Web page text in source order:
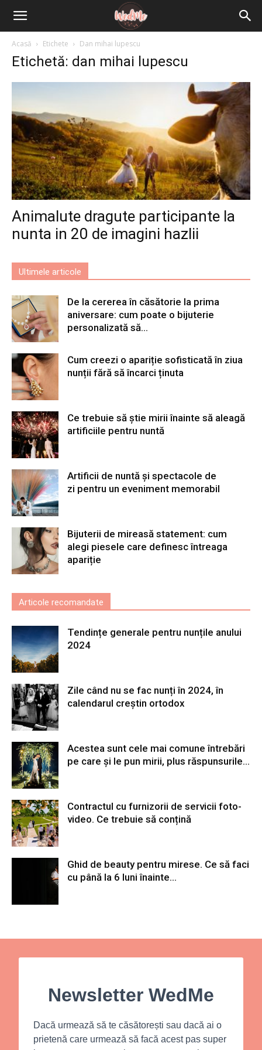
Acasă Etichete Dan mihai lupescu
Etichetă: dan mihai lupescu
Animalute dragute participante la
nunta in 20 de imagini hazlii
Ultimele articole
De la cererea în căsătorie la prima
aniversare: cum poate o bijuterie
personalizată să...
Cum creezi o apariție sofisticată în ziua
nunții fără să încarci ținuta
Ce trebuie să știe mirii înainte să aleagă
artificiile pentru nuntă
Artificii de nuntă și spectacole de
zi pentru un eveniment memorabil
Bijuterii de mireasă statement: cum
alegi piesele care definesc întreaga
apariție
Articole recomandate
Tendințe generale pentru nunțile anului
2024
Zile când nu se fac nunți în 2024, în
calendarul creștin ortodox
Acestea sunt cele mai comune întrebări
pe care și le pun mirii, plus răspunsurile...
Contractul cu furnizorii de servicii foto-
video. Ce trebuie să conțină
Ghid de beauty pentru mirese. Ce să faci
cu până la 6 luni înainte...
Newsletter WedMe
Dacă urmează să te căsătorești sau dacă ai o
prietenă care urmează să facă acest pas super